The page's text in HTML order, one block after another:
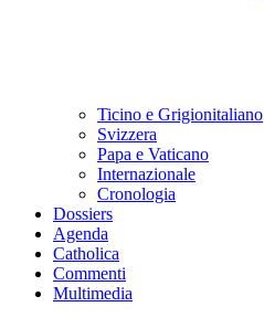
Ticino e Grigionitaliano
Svizzera
Papa e Vaticano
Internazionale
Cronologia
Dossiers
Agenda
Catholica
Commenti
Multimedia